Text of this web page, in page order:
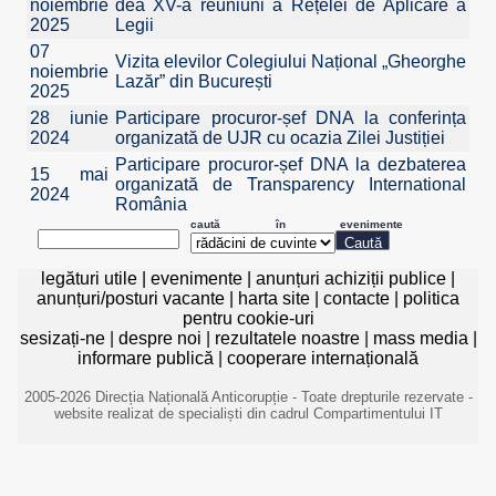
noiembrie
2025
dea XV-a reuniuni a Rețelei de Aplicare a
Legii
07
noiembrie
2025
Vizita elevilor Colegiului Național „Gheorghe
Lazăr” din București
28 iunie
2024
Participare procuror-șef DNA la conferința
organizată de UJR cu ocazia Zilei Justiției
15 mai
2024
Participare procuror-șef DNA la dezbaterea
organizată de Transparency International
România
caută în evenimente
legături utile evenimente anunțuri achiziții publice
anunțuri/posturi vacante
harta site contacte
politica
pentru cookie-uri
sesizați-ne| despre noi rezultatele noastre| mass media
informare publică
cooperare internațională
2005-2026 Direcția Națională Anticorupție - Toate drepturile rezervate -
website realizat de specialiști din cadrul Compartimentului IT